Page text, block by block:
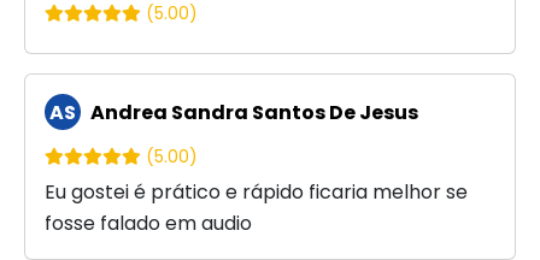
(5.00)
AS Andrea Sandra Santos De Jesus
(5.00)
Eu gostei é prático e rápido ficaria melhor se
fosse falado em audio